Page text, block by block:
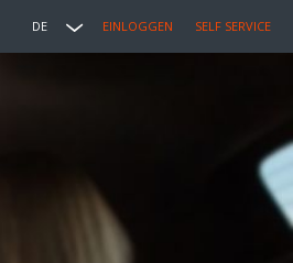
DE EINLOGGEN SELF SERVICE